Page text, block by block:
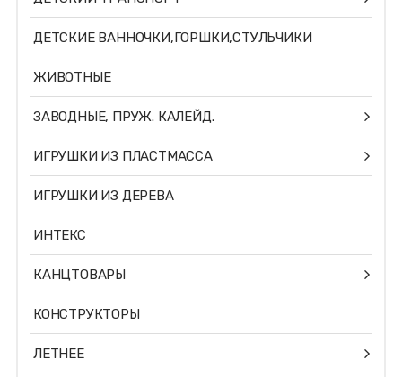
ДЕТСКИЕ ВАННОЧКИ,ГОРШКИ,СТУЛЬЧИКИ
ЖИВОТНЫЕ
ЗАВОДНЫЕ, ПРУЖ. КАЛЕЙД.
ИГРУШКИ ИЗ ПЛАСТМАССА
ИГРУШКИ ИЗ ДЕРЕВА
ИНТЕКС
КАНЦТОВАРЫ
КОНСТРУКТОРЫ
ЛЕТНЕЕ